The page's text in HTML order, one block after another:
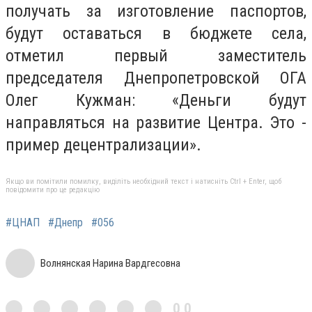
получать за изготовление паспортов,
будут оставаться в бюджете села,
отметил первый заместитель
председателя Днепропетровской ОГА
Олег Кужман: «Деньги будут
направляться на развитие Центра. Это -
пример децентрализации».
Якщо ви помітили помилку, виділіть необхідний текст і натисніть Ctrl + Enter, щоб
повідомити про це редакцію
#ЦНАП #Днепр #056
Волнянская Нарина Вардгесовна